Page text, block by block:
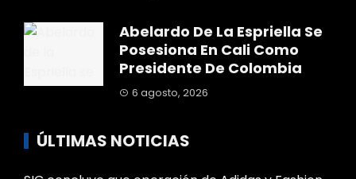
Abelardo De La Espriella Se
Posesiona En Cali Como
Presidente De Colombia
6 agosto, 2026
ÚLTIMAS NOTICIAS